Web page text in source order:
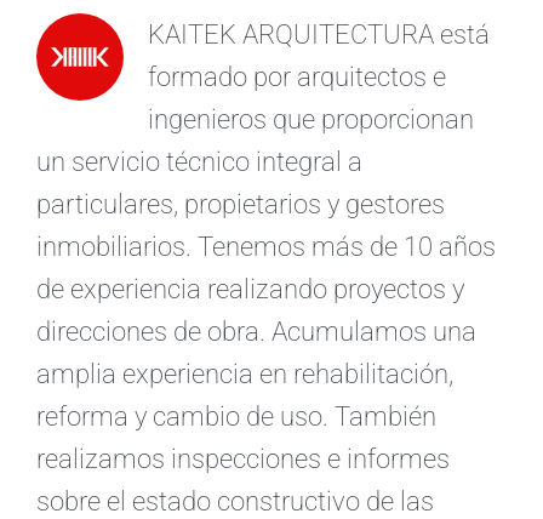
KAITEK ARQUITECTURA está
formado por arquitectos e
ingenieros que proporcionan
un servicio técnico integral a
particulares, propietarios y gestores
inmobiliarios. Tenemos más de 10 años
de experiencia realizando proyectos y
direcciones de obra. Acumulamos una
amplia experiencia en rehabilitación,
reforma y cambio de uso. También
realizamos inspecciones e informes
sobre el estado constructivo de las